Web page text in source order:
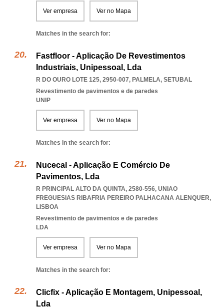
Ver empresa Ver no Mapa
Matches in the search for:
Fastfloor - Aplicação De Revestimentos
Industriais, Unipessoal, Lda
R DO OURO LOTE 125, 2950-007, PALMELA, SETUBAL
Revestimento de pavimentos e de paredes
UNIP
Ver empresa Ver no Mapa
Matches in the search for:
Nucecal - Aplicação E Comércio De
Pavimentos, Lda
R PRINCIPAL ALTO DA QUINTA, 2580-556, UNIAO
FREGUESIAS RIBAFRIA PEREIRO PALHACANA ALENQUER,
LISBOA
Revestimento de pavimentos e de paredes
LDA
Ver empresa Ver no Mapa
Matches in the search for:
Clicfix - Aplicação E Montagem, Unipessoal,
Lda